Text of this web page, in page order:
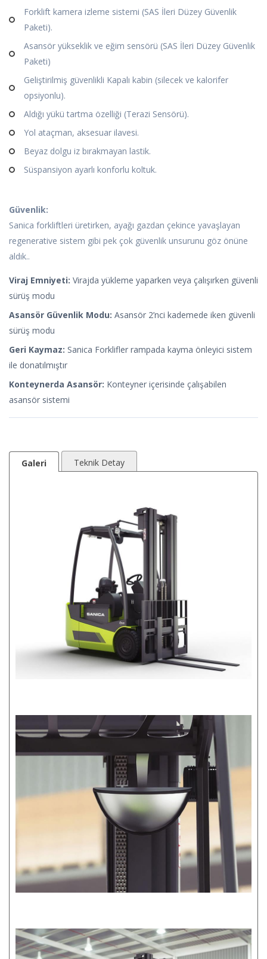
Forklift kamera izleme sistemi (SAS İleri Düzey Güvenlik
Paketi).
Asansör yükseklik ve eğim sensörü (SAS İleri Düzey Güvenlik
Paketi)
Geliştirilmiş güvenlikli Kapalı kabin (silecek ve kalorifer
opsiyonlu).
Aldığı yükü tartma özelliği (Terazi Sensörü).
Yol ataçman, aksesuar ilavesi.
Beyaz dolgu iz bırakmayan lastik.
Süspansiyon ayarlı konforlu koltuk.
Güvenlik:
Sanica forkliftleri üretirken, ayağı gazdan çekince yavaşlayan
regenerative sistem gibi pek çok güvenlik unsurunu göz önüne
aldık..
Viraj Emniyeti: Virajda yükleme yaparken veya çalışırken güvenli
sürüş modu
Asansör Güvenlik Modu: Asansör 2’nci kademede iken güvenli
sürüş modu
Geri Kaymaz: Sanica Forklifler rampada kayma önleyici sistem
ile donatılmıştır
Konteynerda Asansör: Konteyner içerisinde çalışabilen
asansör sistemi
Galeri Teknik Detay